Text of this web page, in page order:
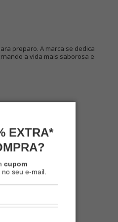
EXTRA*
cupom
seu e-mail.
preparo. A marca se dedica
a vida mais saborosa e